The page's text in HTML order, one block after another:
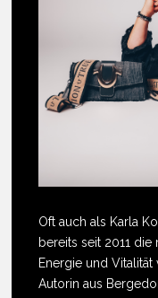
Oft auch als Karla
bereits seit 2011
Energie und
Autorin aus